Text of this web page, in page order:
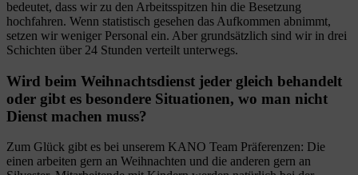
bedeutet, dass wir zu den Arbeitsspitzen hin die Besetzung
hochfahren. Wenn statistisch gesehen das Aufkommen abnimmt,
setzen wir weniger Personal ein. Aber grundsätzlich sind wir in drei
Schichten über 24 Stunden verteilt unterwegs.
Wird beim Weihnachtsdienst jeder gleich behandelt
oder gibt es besondere Situationen, wo man nicht
Dienst machen muss?
Zum Glück gibt es bei unserem KANO Team Präferenzen: Die
einen arbeiten gern an Weihnachten und die anderen gern an